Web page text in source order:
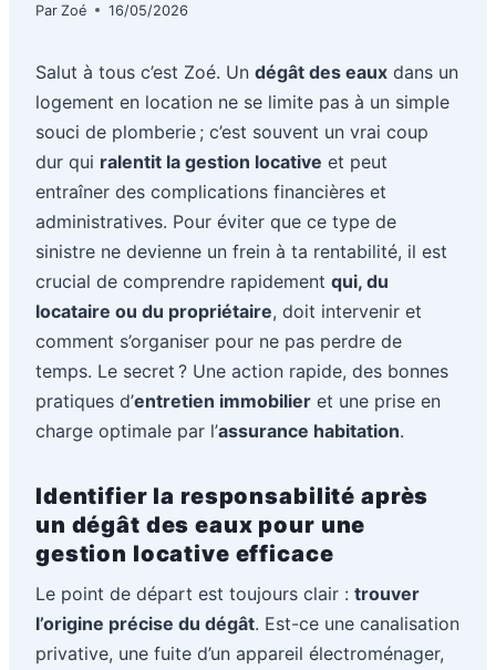
Par Zoé 16/05/2026
Salut à tous c’est Zoé. Un dégât des eaux dans un
logement en location ne se limite pas à un simple
souci de plomberie ; c’est souvent un vrai coup
dur qui ralentit la gestion locative et peut
entraîner des complications financières et
administratives. Pour éviter que ce type de
sinistre ne devienne un frein à ta rentabilité, il est
crucial de comprendre rapidement qui, du
locataire ou du propriétaire, doit intervenir et
comment s’organiser pour ne pas perdre de
temps. Le secret ? Une action rapide, des bonnes
pratiques d’entretien immobilier et une prise en
charge optimale par l’assurance habitation.
Identifier la responsabilité après
un dégât des eaux pour une
gestion locative efficace
Le point de départ est toujours clair : trouver
l’origine précise du dégât. Est-ce une canalisation
privative, une fuite d’un appareil électroménager,